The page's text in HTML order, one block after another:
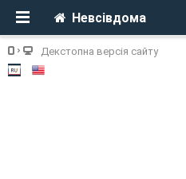
Невсівдома
Декстопна версія сайту